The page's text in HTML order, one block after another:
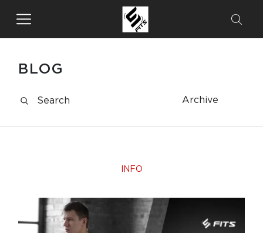
BLOG
Archive
INFO